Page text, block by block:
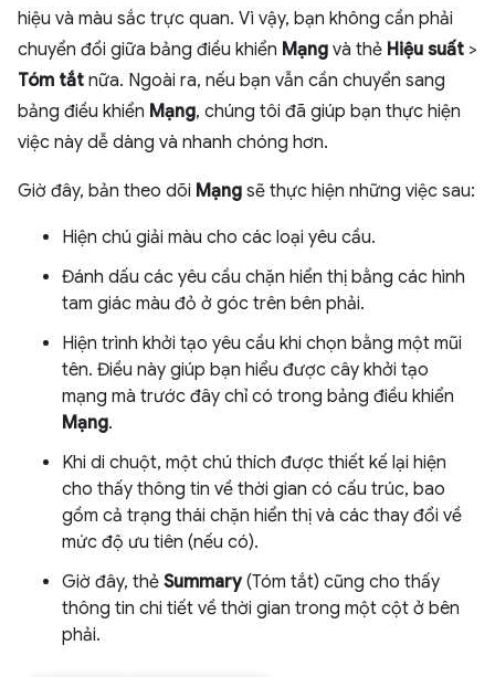
hiệu và màu sắc trực quan. Vì vậy, bạn không cần phải
chuyển đổi giữa bảng điều khiển Mạng và thẻ Hiệu suất >
Tóm tắt nữa. Ngoài ra, nếu bạn vẫn cần chuyển sang
bảng điều khiển Mạng, chúng tôi đã giúp bạn thực hiện
việc này dễ dàng và nhanh chóng hơn.
Giờ đây, bản theo dõi Mạng sẽ thực hiện những việc sau:
Hiện chú giải màu cho các loại yêu cầu.
Đánh dấu các yêu cầu chặn hiển thị bằng các hình
tam giác màu đỏ ở góc trên bên phải.
Hiện trình khởi tạo yêu cầu khi chọn bằng một mũi
tên. Điều này giúp bạn hiểu được cây khởi tạo
mạng mà trước đây chỉ có trong bảng điều khiển
Mạng.
Khi di chuột, một chú thích được thiết kế lại hiện
cho thấy thông tin về thời gian có cấu trúc, bao
gồm cả trạng thái chặn hiển thị và các thay đổi về
mức độ ưu tiên (nếu có).
Giờ đây, thẻ Summary(Tóm tắt) cũng cho thấy
thông tin chi tiết về thời gian trong một cột ở bên
phải.